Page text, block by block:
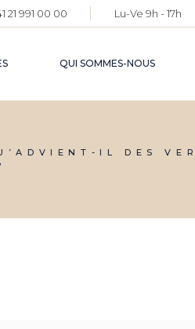
21 991 00 00 Lu-Ve 9h - 17h
QUI SOMMES-NOUS
JURIDIQUES
IL DES